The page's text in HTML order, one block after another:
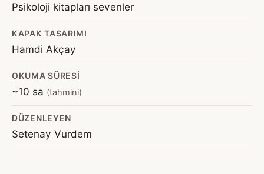
Psikoloji kitapları sevenler
KAPAK TASARIMI
Hamdi Akçay
OKUMA SÜRESI
~10 sa (tahmini)
DÜZENLEYEN
Setenay Vurdem